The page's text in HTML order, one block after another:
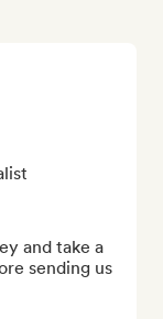
and take a
sending us